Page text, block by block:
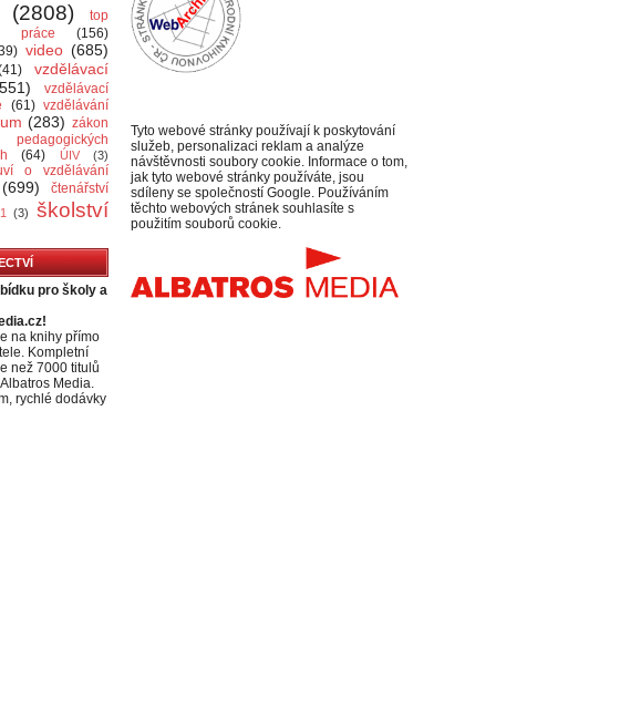
(2808)
top
práce
(156)
video (685)
vzdělávací
vzdělávací
(61) vzdělávání
(283) zákon
(64) ÚIV (3)
o vzdělávání
(699)
čtenářství
(3)
školství
pro školy a
na knihy přímo
Kompletní
než 7000 titulů
Media.
rychlé dodávky
Tyto webové stránky používají k poskytování
služeb, personalizaci reklam a analýze
návštěvnosti soubory cookie. Informace o tom,
jak tyto webové stránky používáte, jsou
sdíleny se společností Google. Používáním
těchto webových stránek souhlasíte s
použitím souborů cookie.